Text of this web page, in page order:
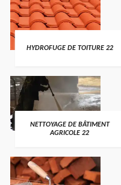
HYDROFUGE DE TOITURE 22
NETTOYAGE DE BÂTIMENT
AGRICOLE 22